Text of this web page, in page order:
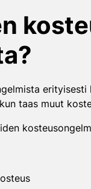
taas muut